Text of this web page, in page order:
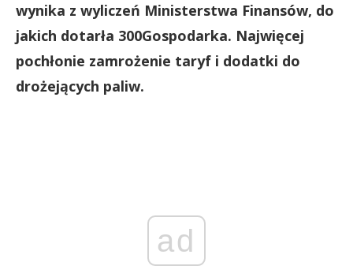
wynika z wyliczeń Ministerstwa Finansów, do
jakich dotarła 300Gospodarka. Najwięcej
pochłonie zamrożenie taryf i dodatki do
drożejących paliw.
ad